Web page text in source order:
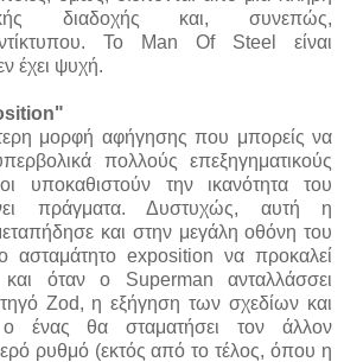
διαδοχής και, συνεπώς,
Το Man Of Steel είναι
έχει ψυχή.
μορφή αφήγησης που μπορείς να
πολλούς επεξηγηματικούς
υποκαθιστούν την ικανότητα του
πράγματα. Δυστυχώς, αυτή η
και στην μεγάλη οθόνη του
exposition να προκαλεί
όταν ο Superman ανταλλάσσει
Zod, η εξήγηση των σχεδίων και
ένας θα σταματήσει τον άλλον
ρυθμό (εκτός από το τέλος, όπου η